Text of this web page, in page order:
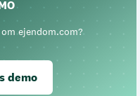
ejendom.com?
demo